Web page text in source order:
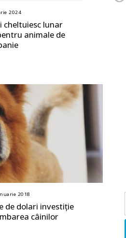
2024
cheltuiesc lunar
animale de
2018
de dolari investiție
câinilor